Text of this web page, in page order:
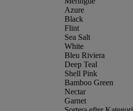
Azure
Black
Flint
Sea Salt
White
Bleu Riviera
Deep Teal
Shell Pink
Bamboo Green
Nectar
Garnet